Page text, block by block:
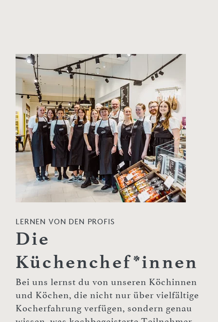
LERNEN VON DEN PROFIS
Die
Küchenchef*innen
Bei uns lernst du von unseren Köchinnen
und Köchen, die nicht nur über vielfältige
Kocherfahrung verfügen, sondern genau